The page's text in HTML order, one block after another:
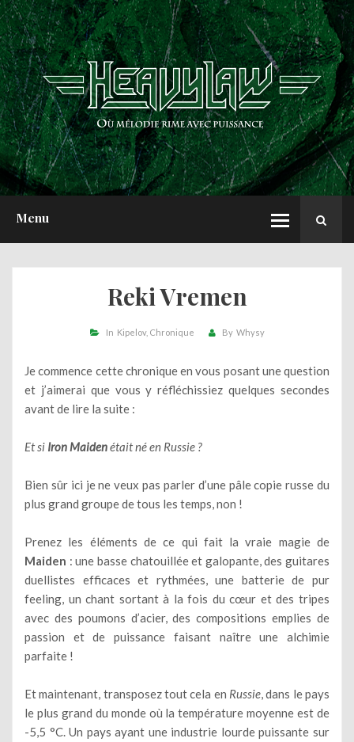
Menu
ACCUEIL
NEWS
CHRONIQUES
INTERVIEWS
REPORTS
A PROPOS
Reki Vremen
In Kipelov Chronique By Whysy
Je commence cette chronique en vous posant une question
et j’aimerai que vous y réfléchissiez quelques secondes
avant de lire la suite :
Et si Iron Maidenétait né en Russie ?
Bien sûr ici je ne veux pas parler d’une pâle copie russe du
plus grand groupe de tous les temps, non !
Prenez les éléments de ce qui fait la vraie magie de
Maiden : une basse chatouillée et galopante, des guitares
duellistes efficaces et rythmées, une batterie de pur
feeling, un chant sortant à la fois du cœur et des tripes
avec des poumons d’acier, des compositions emplies de
passion et de puissance faisant naître une alchimie
parfaite !
Et maintenant, transposez tout cela en Russie, dans le pays
le plus grand du monde où la température moyenne est de
-5,5 °C. Un pays ayant une industrie lourde puissante sur